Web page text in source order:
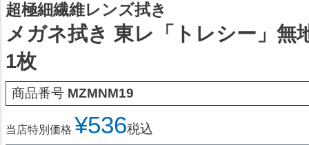
超極細繊維レンズ拭き
メガネ拭き 東レ「トレシー」無
1枚
商品番号 MZMNM19
当店特別価格 ¥536税込